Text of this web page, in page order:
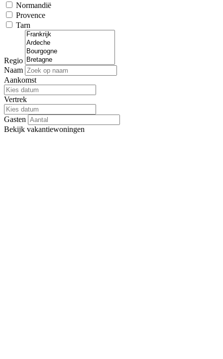
Normandië
Provence
Tarn
Regio
Naam
Aankomst
Vertrek
Gasten
Bekijk vakantiewoningen